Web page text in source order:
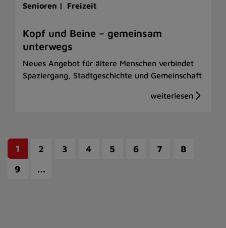
Senioren | Freizeit
Kopf und Beine – gemeinsam
unterwegs
Neues Angebot für ältere Menschen verbindet
Spaziergang, Stadtgeschichte und Gemeinschaft
1 2 3 4 5 6 7
8
9
…